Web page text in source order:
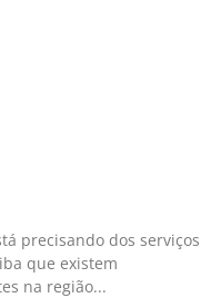
precisando dos serviços
que existem
na região